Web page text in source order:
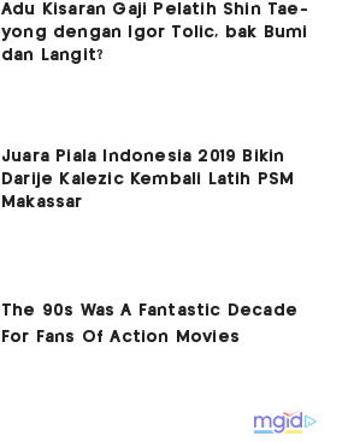
Adu Kisaran Gaji Pelatih Shin Tae-
yong dengan Igor Tolic, bak Bumi
dan Langit?
Juara Piala Indonesia 2019 Bikin
Darije Kalezic Kembali Latih PSM
Makassar